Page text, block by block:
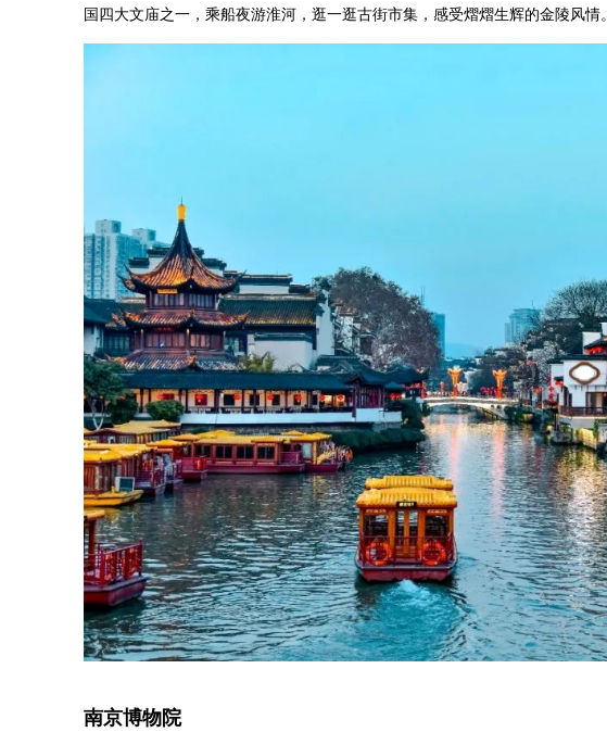
国四大文庙之一，乘船夜游淮河，逛一逛古街市集，感受熠熠生辉的金陵风情。
南京博物院